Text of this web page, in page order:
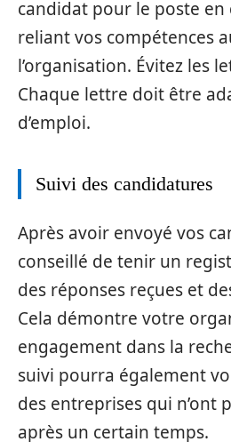
candidat pour le poste
reliant vos compétences
l’organisation. Évitez les
Chaque lettre doit être
d’emploi.
Suivi des candidatures
Après avoir envoyé vos
conseillé de tenir un
des réponses reçues et
Cela démontre votre
engagement dans la
suivi pourra également
des entreprises qui n’ont
après un certain temps.